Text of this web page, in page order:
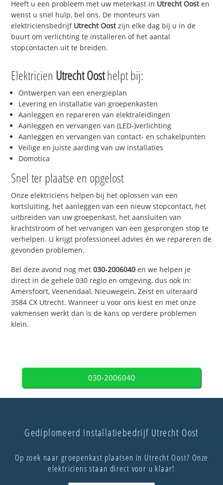
Heeft u een probleem met uw meterkast in Utrecht Oosten
wenst u snel hulp, bel ons. De monteurs van
elektriciensbedrijf Utrecht Oostzijn elke dag bij u in de
buurt om verlichting te installeren of het aantal
stopcontacten uit te breiden.
Elektricien Utrecht Oosthelpt bij:
Ontwerpen van een energieplan
Levering en installatie van groepenkasten
Aanleggen en repareren van elektraleidingen
Aanleggen en vervangen van (LED-)verlichting
Aanleggen en vervangen van contact- en schakelpunten
Veilige en juiste aarding van uw installaties
Domotica
Snel ter plaatse en opgelost
Onze elektriciens helpen bij het oplossen van een
kortsluiting, het aanleggen van een nieuw stopcontact, het
uitbreiden van uw groepenkast, het aansluiten van
krachtstroom of het vervangen van een gesprongen stop te
verhelpen. U krijgt professioneel advies én we repareren de
gevonden problemen.
Bel deze avond nog met030-2006040 en we helpen je
direct in de gehele 030 regio en omgeving, dus ook in:
Amersfoort, Veenendaal, Nieuwegein, Zeist en uiteraard
3584 CX Utrecht. Wanneer u voor ons kiest en met onze
vakmensen werkt dan is de kans op verdere problemen
klein.
030-2006040
Gediplomeerd Installatiebedrijf Utrecht Oost
Op zoek naar groepenkast plaatsen in Utrecht Oost? Onze
elektriciens staan direct voor u klaar!